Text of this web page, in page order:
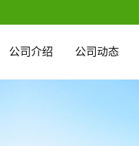
公司介绍 公司动态